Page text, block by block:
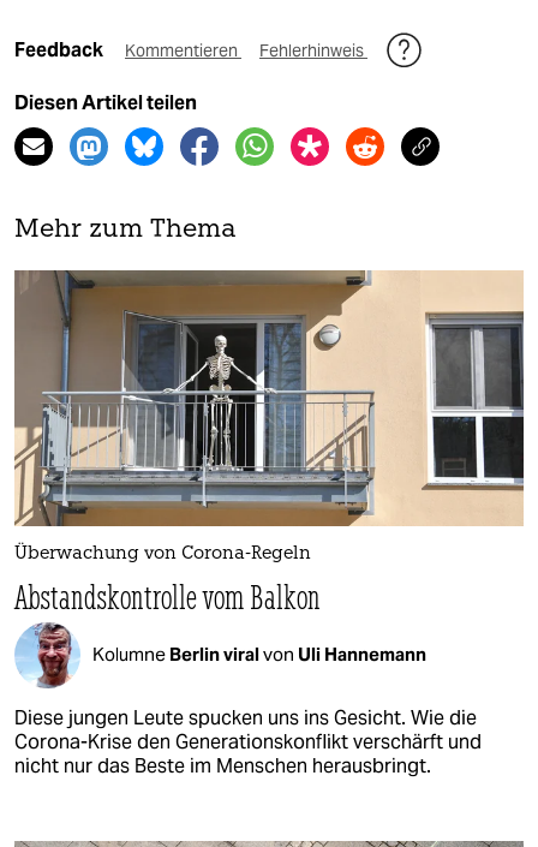
Feedback Kommentieren Fehlerhinweis
Diesen Artikel teilen
Mehr zum Thema
Überwachung von Corona-Regeln
Abstandskontrolle vom Balkon
Kolumne Berlin viralvon Uli Hannemann
Diese jungen Leute spucken uns ins Gesicht. Wie die
Corona-Krise den Generationskonflikt verschärft und
nicht nur das Beste im Menschen herausbringt.